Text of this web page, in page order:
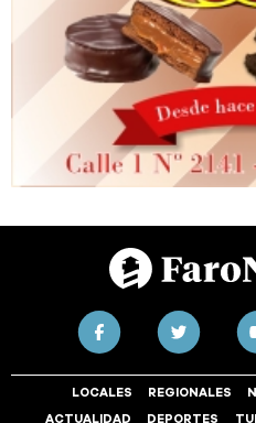
LOCALES REGIONALES
ACTUALIDAD DEPORTES